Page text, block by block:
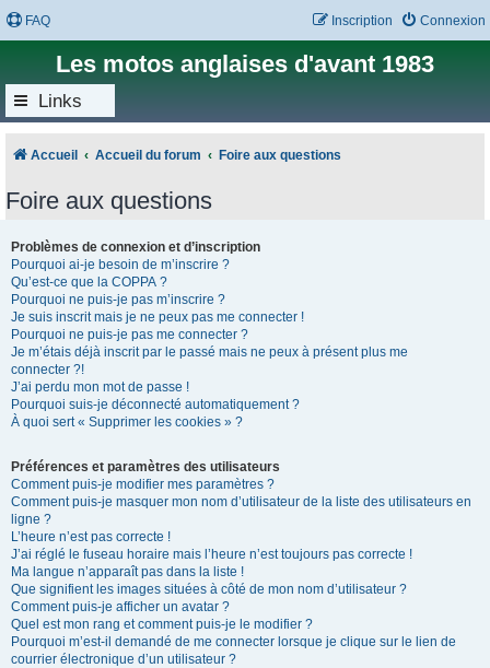
FAQ Connexion
Inscription
Les motos anglaises d'avant 1983
Links
Accueil Accueil du forum Foire aux questions
Foire aux questions
Problèmes de connexion et d’inscription
Pourquoi ai-je besoin de m’inscrire ?
Qu’est-ce que la COPPA ?
Pourquoi ne puis-je pas m’inscrire ?
Je suis inscrit mais je ne peux pas me connecter !
Pourquoi ne puis-je pas me connecter ?
Je m’étais déjà inscrit par le passé mais ne peux à présent plus me
connecter ?!
J’ai perdu mon mot de passe !
Pourquoi suis-je déconnecté automatiquement ?
À quoi sert « Supprimer les cookies » ?
Préférences et paramètres des utilisateurs
Comment puis-je modifier mes paramètres ?
Comment puis-je masquer mon nom d’utilisateur de la liste des utilisateurs en
ligne ?
L’heure n’est pas correcte !
J’ai réglé le fuseau horaire mais l’heure n’est toujours pas correcte !
Ma langue n’apparaît pas dans la liste !
Que signifient les images situées à côté de mon nom d’utilisateur ?
Comment puis-je afficher un avatar ?
Quel est mon rang et comment puis-je le modifier ?
Pourquoi m’est-il demandé de me connecter lorsque je clique sur le lien de
courrier électronique d’un utilisateur ?